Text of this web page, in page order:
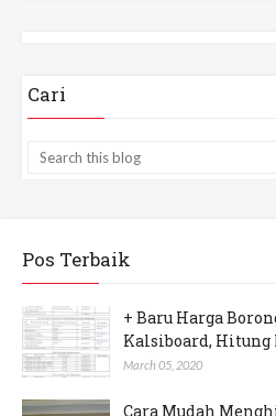
Cari
Pos Terbaik
+ Baru Harga
Kalsiboard, Hitung
March 05, 2020
Cara Mudah